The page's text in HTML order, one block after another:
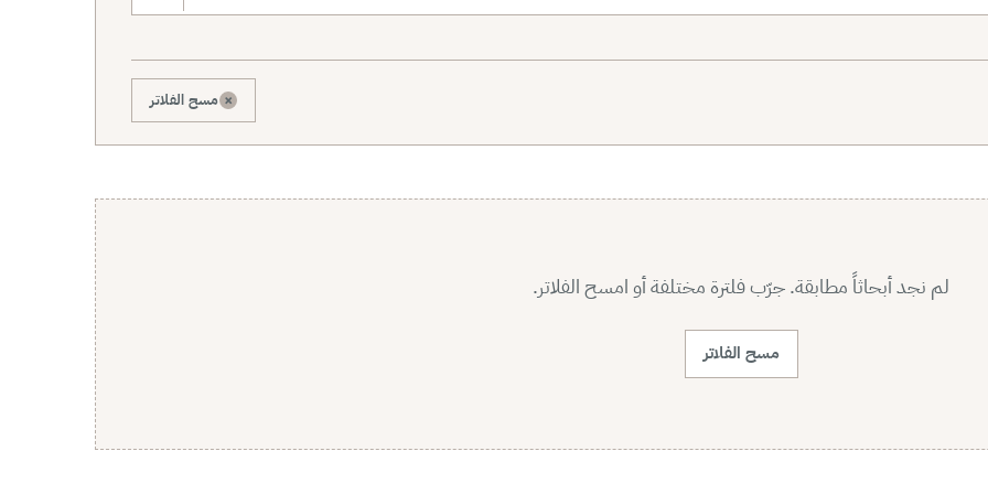
× مسح الفلاتر
لم نجد أبحاثاً مطابقة. جرّب فلترة مختلفة أو امسح الفلاتر.
مسح الفلاتر